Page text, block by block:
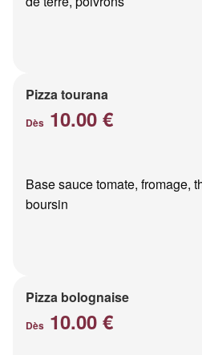
Pizza tourana
Dès 10.00 €
Base sauce tomate, fromage,
boursin
Pizza bolognaise
Dès 10.00 €